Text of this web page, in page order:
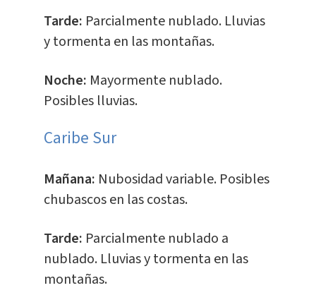
Tarde: Parcialmente nublado. Lluvias
y tormenta en las montañas.
Noche: Mayormente nublado.
Posibles lluvias.
Caribe Sur
Mañana: Nubosidad variable. Posibles
chubascos en las costas.
Tarde: Parcialmente nublado a
nublado. Lluvias y tormenta en las
montañas.